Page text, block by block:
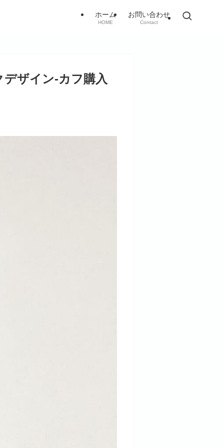
ホーム
HOME
お問い合わせ
Contact
ザイン-カフ購入